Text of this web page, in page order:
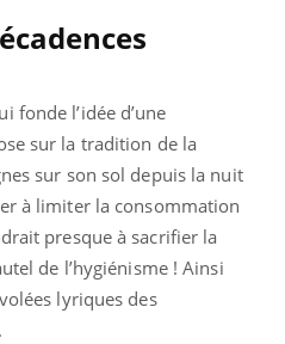
fonde l’idée d’une
sur la tradition de la
sur son sol depuis la nuit
à limiter la consommation
presque à sacrifier la
de l’hygiénisme ! Ainsi
lyriques des